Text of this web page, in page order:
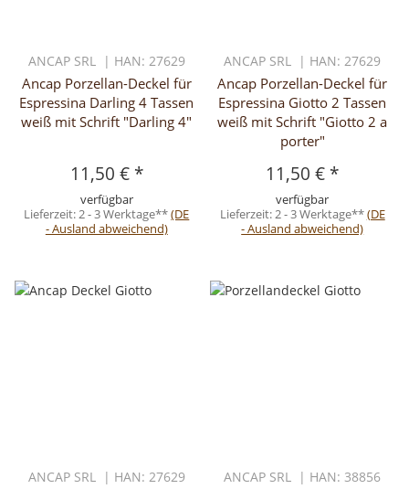
ANCAP SRL | HAN: 27629
Ancap Porzellan-Deckel für
Espressina Darling 4 Tassen
weiß mit Schrift "Darling 4"
11,50 € *
verfügbar
Lieferzeit:2 - 3 Werktage**(DE
- Ausland abweichend)
ANCAP SRL | HAN: 27629
Ancap Porzellan-Deckel für
Espressina Giotto 2 Tassen
weiß mit Schrift "Giotto 2 a
porter"
11,50 € *
verfügbar
Lieferzeit:2 - 3 Werktage**(DE
- Ausland abweichend)
ANCAP SRL | HAN: 27629 ANCAP SRL | HAN: 38856